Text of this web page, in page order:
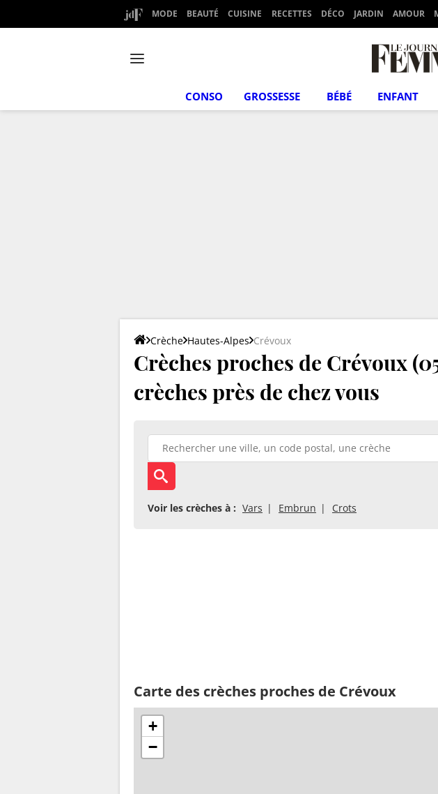
MODE BEAUTÉ CUISINE RECETTES DÉCO JARDIN AMOUR
CONSO GROSSESSE BÉBÉ ENFANT
Crèche Hautes-Alpes Crévoux
Crèches proches de Crévoux
crèches près de chez vous
Voir les crèches à : Vars Embrun Crots
Carte des crèches proches de Crévoux
+
−